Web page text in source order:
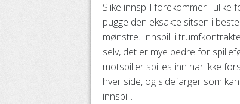
Slike innspill forekommer i ulike
pugge den eksakte sitsen i
mønstre. Innspill i
selv, det er mye bedre for
motspiller spilles inn har ikke
hver side, og sidefarger som
innspill.